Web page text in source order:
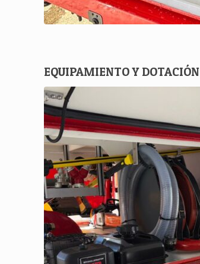
EQUIPAMIENTO Y DOTACIÓN